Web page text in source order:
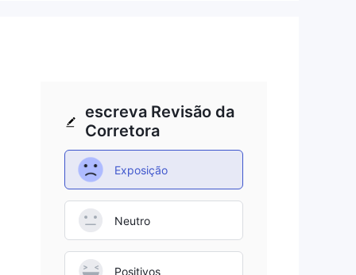
escreva Revisão da
Corretora
Exposição
Neutro
Positivos